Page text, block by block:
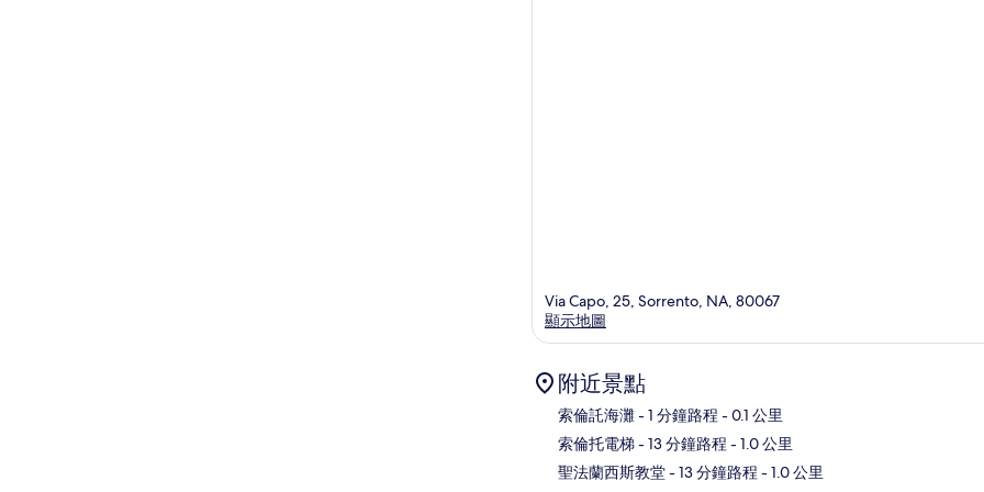
Via Capo, 25, Sorrento, NA, 80067
顯示地圖
附近景點
索倫託海灘- 1 分鐘路程 - 0.1 公里
索倫托電梯- 13 分鐘路程 - 1.0 公里
聖法蘭西斯教堂- 13 分鐘路程 - 1.0 公里